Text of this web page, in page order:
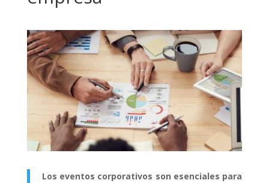
Los eventos corporativos son esenciales para